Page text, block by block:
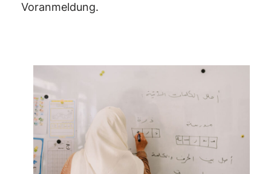
Voranmeldung.